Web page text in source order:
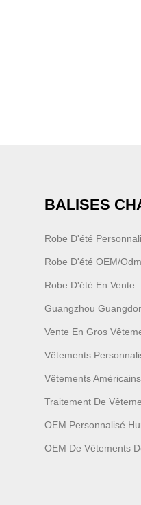
BALISES
Robe D'été
Robe D'été OEM/odm
Robe D'été En Vente
Guangzhou
Vente En Gros
Vêtements
Vêtements
Traitement De
OEM Personnalisé
OEM De Vêtements